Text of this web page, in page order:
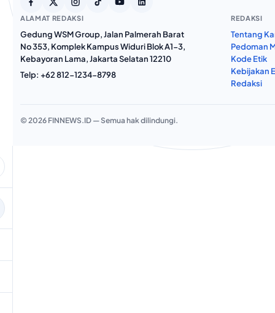
ALAMAT REDAKSI
Gedung WSM Group, Jalan Palmerah Barat
No 353, Komplek Kampus Widuri Blok A1-3,
Kebayoran Lama, Jakarta Selatan 12210
Telp: +62 812-1234-8798
REDAKSI
Tentang
Pedoman
Kode Etik
Kebijakan
Redaksi
© 2026 FINNEWS.ID — Semua hak dilindungi.